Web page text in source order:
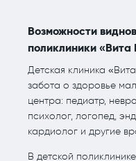
Возможности
поликлиники «Вита
Детская клиника
забота о здоровье
центра: педиатр,
психолог, логопед,
кардиолог и другие
В детской